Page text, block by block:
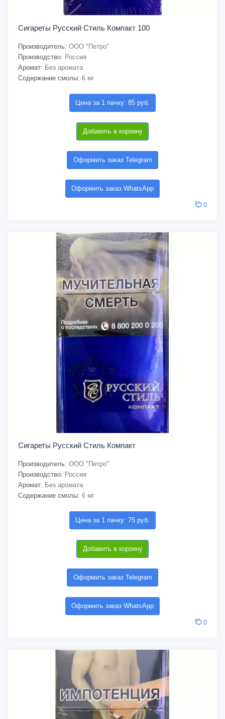
Сигареты Русский Стиль Компакт 100
Производитель: ООО "Петро"
Производство: Россия
Аромат: Без аромата
Содержание смолы: 6 мг
Цена за 1 пачку: 85 руб.
Добавить в корзину
Оформить заказ Telegram
Оформить заказ WhatsApp
0
Сигареты Русский Стиль Компакт
Производитель: ООО "Петро"
Производство: Россия
Аромат: Без аромата
Содержание смолы: 6 мг
Цена за 1 пачку: 75 руб.
Добавить в корзину
Оформить заказ Telegram
Оформить заказ WhatsApp
0